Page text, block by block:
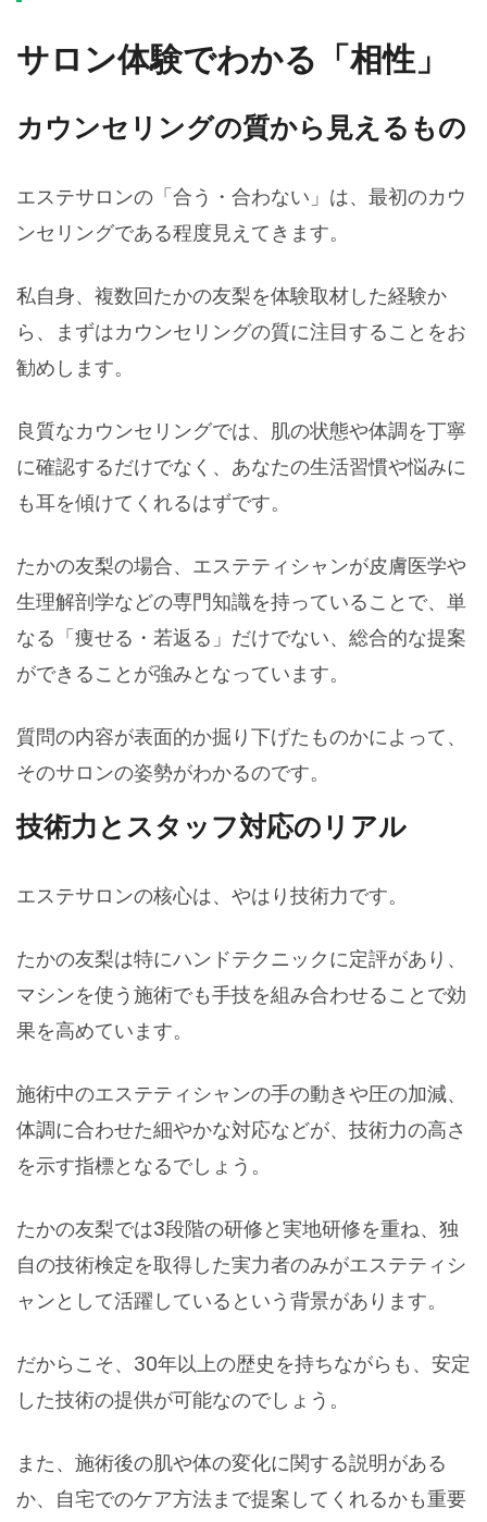
サロン体験でわかる「相性」
カウンセリングの質から見えるもの
エステサロンの「合う・合わない」は、最初のカウ
ンセリングである程度見えてきます。
私自身、複数回たかの友梨を体験取材した経験か
ら、まずはカウンセリングの質に注目することをお
勧めします。
良質なカウンセリングでは、肌の状態や体調を丁寧
に確認するだけでなく、あなたの生活習慣や悩みに
も耳を傾けてくれるはずです。
たかの友梨の場合、エステティシャンが皮膚医学や
生理解剖学などの専門知識を持っていることで、単
なる「痩せる・若返る」だけでない、総合的な提案
ができることが強みとなっています。
質問の内容が表面的か掘り下げたものかによって、
そのサロンの姿勢がわかるのです。
技術力とスタッフ対応のリアル
エステサロンの核心は、やはり技術力です。
たかの友梨は特にハンドテクニックに定評があり、
マシンを使う施術でも手技を組み合わせることで効
果を高めています。
施術中のエステティシャンの手の動きや圧の加減、
体調に合わせた細やかな対応などが、技術力の高さ
を示す指標となるでしょう。
たかの友梨では3段階の研修と実地研修を重ね、独
自の技術検定を取得した実力者のみがエステティシ
ャンとして活躍しているという背景があります。
だからこそ、30年以上の歴史を持ちながらも、安定
した技術の提供が可能なのでしょう。
また、施術後の肌や体の変化に関する説明がある
か、自宅でのケア方法まで提案してくれるかも重要